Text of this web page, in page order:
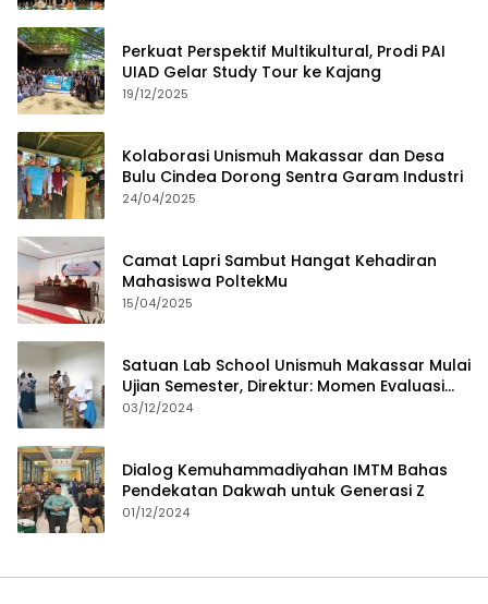
Perkuat Perspektif Multikultural, Prodi PAI
UIAD Gelar Study Tour ke Kajang
19/12/2025
Kolaborasi Unismuh Makassar dan Desa
Bulu Cindea Dorong Sentra Garam Industri
24/04/2025
Camat Lapri Sambut Hangat Kehadiran
Mahasiswa PoltekMu
15/04/2025
Satuan Lab School Unismuh Makassar Mulai
Ujian Semester, Direktur: Momen Evaluasi
Proses Pembelajaran
03/12/2024
Dialog Kemuhammadiyahan IMTM Bahas
Pendekatan Dakwah untuk Generasi Z
01/12/2024